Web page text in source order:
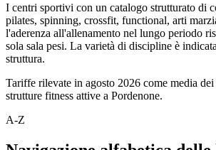
I centri sportivi con un catalogo strutturato di
pilates, spinning, crossfit, functional, arti
l'aderenza all'allenamento nel lungo periodo
sola sala pesi. La varietà di discipline è
struttura.
Tariffe rilevate in agosto 2026 come media
strutture fitness attive a Pordenone.
A-Z